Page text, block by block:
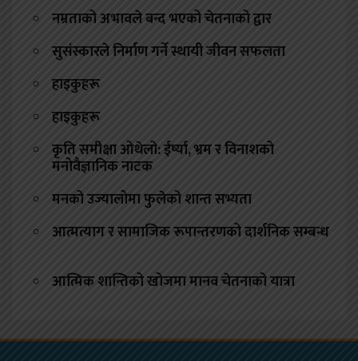
नम्रताको अभावले बन्द भएको चेतनाको द्वार
सुसंस्कारले निर्माण गर्ने स्थायी जीवन सफलता
हाइकुहरू
हाइकुहरू
कृति समीक्षा ओथेलो: ईर्ष्या, भ्रम र विनाशको
मनोवैज्ञानिक नाटक
मनको उज्यालोमा फुलेको शान्त सभ्यता
आत्मत्याग र सामाजिक रूपान्तरणको दार्शनिक सम्बन्ध
आत्मिक शान्तिको खोजमा मानव चेतनाको यात्रा